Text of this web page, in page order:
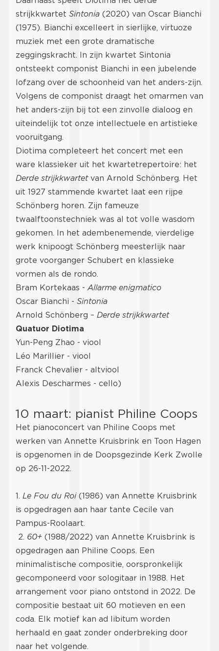
strijkkwartet Sintonia (2020) van Oscar Bianchi
(1975). Bianchi excelleert in sierlijke, virtuoze
muziek met een grote dramatische
zeggingskracht. In zijn kwartet Sintonia
ontsteekt componist Bianchi in een jubelende
lofzang over de schoonheid van het anders-zijn.
Volgens de componist draagt het omarmen van
het anders-zijn bij tot een zinvolle dialoog en
uiteindelijk tot onze intellectuele en artistieke
vooruitgang.
Diotima completeert het concert met een
ware klassieker uit het kwartetrepertoire: het
Derde strijkkwartetvan Arnold Schönberg. Het
uit 1927 stammende kwartet laat een rijpe
Schönberg horen. Zijn fameuze
twaalftoonstechniek was al tot volle wasdom
gekomen. In het adembenemende, vierdelige
werk knipoogt Schönberg meesterlijk naar
grote voorganger Schubert en klassieke
vormen als de rondo.
Bram Kortekaas -Allarme enigmatico
Oscar Bianchi - Sintonia
Arnold Schönberg – Derde strijkkwartet
Quatuor Diotima
Yun-Peng Zhao - viool
Léo Marillier - viool
Franck Chevalier - altviool
Alexis Descharmes - cello)
10 maart: pianist Philine Coops
Het pianoconcert van Philine Coops met
werken van Annette Kruisbrink en Toon Hagen
is opgenomen in de Doopsgezinde Kerk Zwolle
op 26-11-2022.
1. Le Fou du Roi(1986) van Annette Kruisbrink
is opgedragen aan haar tante Cecile van
Pampus-Roolaart.
2. 60+ (1988/2022) van Annette Kruisbrink is
opgedragen aan Philine Coops. Een
minimalistische compositie, oorspronkelijk
gecomponeerd voor sologitaar in 1988. Het
arrangement voor piano ontstond in 2022. De
compositie bestaat uit 60 motieven en een
coda. Elk motief kan ad libitum worden
herhaald en gaat zonder onderbreking door
naar het volgende.